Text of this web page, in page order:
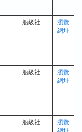
船級社
瀏覽
網址
船級社
瀏覽
網址
船級社
瀏覽